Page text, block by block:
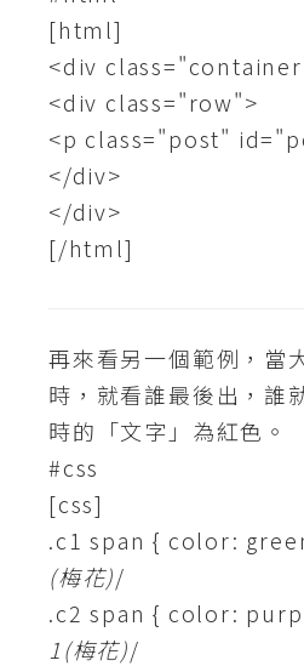
圖
庫
免
費
字
型
站
架
設
o
d
P
r
e
s
s
[html]
<div
<div class="row">
<p class="post"
</div>
</div>
[/html]
再來看另一個範例，當
時，就看誰最後出，誰
時的「文字」為紅色。
#css
[css]
.c1 span { color:
(梅花)/
.c2 span { color:
1(梅花)/